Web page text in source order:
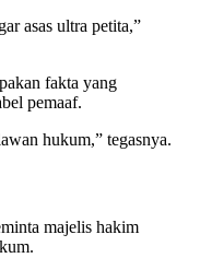
asas ultra petita,”
fakta yang
pemaaf.
hukum,” tegasnya.
majelis hakim